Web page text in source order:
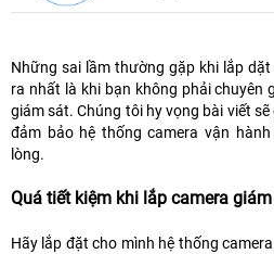
Những sai lầm thường gặp khi lắp
ra nhất là khi bạn không phải chuyên
giám sát. Chúng tôi hy vọng bài viết
đảm bảo hệ thống camera vận
lòng.
Quá tiết kiệm khi lắp camera
Hãy lắp đặt cho mình hệ thống